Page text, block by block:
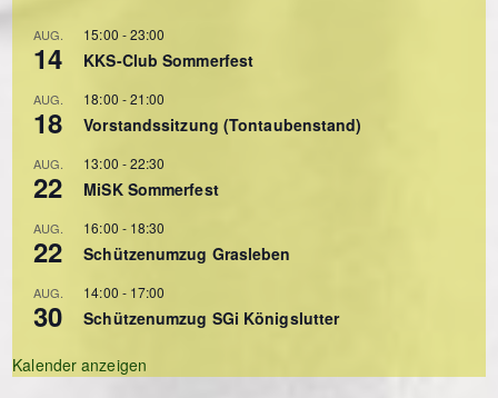
AUG.
14
15:00 -23:00
KKS-Club Sommerfest
AUG.
18
18:00 -21:00
Vorstandssitzung (Tontaubenstand)
AUG.
22
13:00 -22:30
MiSK Sommerfest
AUG.
22
16:00 - 18:30
Schützenumzug Grasleben
AUG.
30
14:00 - 17:00
Schützenumzug SGi Königslutter
Kalender anzeigen